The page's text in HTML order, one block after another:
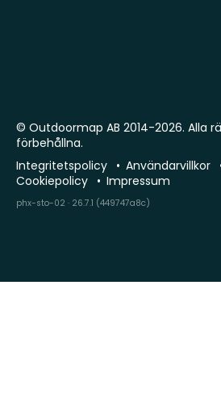
© Outdoormap AB 2014-2026. Alla
förbehållna.
Integritetspolicy
Användarvillkor
Cookiepolicy
Impressum
phx-sto-02 · 26.7.1 (449747a8c)